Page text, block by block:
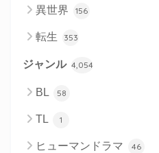
異世界 156
転生 353
ジャンル 4,054
BL 58
TL 1
ヒューマンドラマ 46